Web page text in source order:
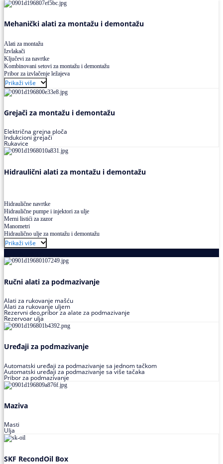
Mehanički alati za montažu i demontažu
Alati za montažu
Izvlakači
Ključevi za navrtke
Kombinovani setovi za montažu i demontažu
Pribor za izvlačenje ležajeva
Prikaži više
Grejači za montažu i demontažu
Električna grejna ploča
Indukcioni grejači
Rukavice
Hidraulični alati za montažu i demontažu
Hidraulične navrtke
Hidraulične pumpe i injektori za ulje
Merni listići za zazor
Manometri
Hidraulično ulje za montažu i demontažu
Prikaži više
Ručni alati za podmazivanje
Alati za rukovanje mašću
Alati za rukovanje uljem
Rezervni deo,pribor za alate za podmazivanje
Rezervoar ulja
Uređaji za podmazivanje
Automatski uređaji za podmazivanje sa jednom tačkom
Automatski uređaji za podmazivanje sa više tačaka
Pribor za podmazivanje
Maziva
Masti
Ulja
SKF RecondOil Box